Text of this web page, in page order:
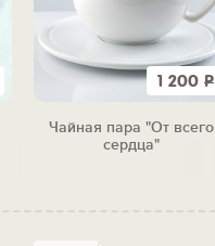
1 200 Р
Чайная пара "От всего
сердца"